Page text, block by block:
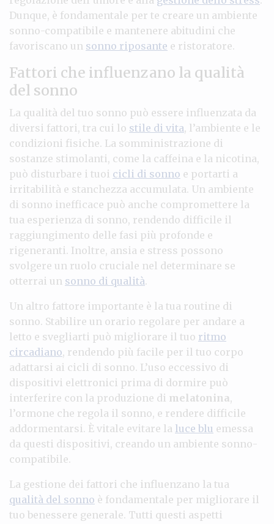
Dunque, è fondamentale per te creare un ambiente
sonno-compatibile e mantenere abitudini che
favoriscano un sonno riposante e ristoratore.
Fattori che influenzano la qualità
del sonno
La qualità del tuo sonno può essere influenzata da
diversi fattori, tra cui lo stile di vita, l’ambiente e le
condizioni fisiche. La somministrazione di
sostanze stimolanti, come la caffeina e la nicotina,
può disturbare i tuoi cicli di sonno e portarti a
irritabilità e stanchezza accumulata. Un ambiente
di sonno inefficace può anche compromettere la
tua esperienza di sonno, rendendo difficile il
raggiungimento delle fasi più profonde e
rigeneranti. Inoltre, ansia e stress possono
svolgere un ruolo cruciale nel determinare se
otterrai un sonno di qualità.
Un altro fattore importante è la tua routine di
sonno. Stabilire un orario regolare per andare a
letto e svegliarti può migliorare il tuo ritmo
circadiano, rendendo più facile per il tuo corpo
adattarsi ai cicli di sonno. L’uso eccessivo di
dispositivi elettronici prima di dormire può
interferire con la produzione di melatonina,
l’ormone che regola il sonno, e rendere difficile
addormentarsi. È vitale evitare la luce blu emessa
da questi dispositivi, creando un ambiente sonno-
compatibile.
La gestione dei fattori che influenzano la tua
qualità del sonno è fondamentale per migliorare il
tuo benessere generale. Tutti questi aspetti